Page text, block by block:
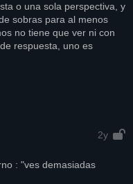
o una sola perspectiva, y
sobras para al menos
no tiene que ver ni con
respuesta, uno es
2y
: "ves demasiadas